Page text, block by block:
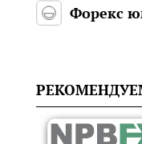
Форекс